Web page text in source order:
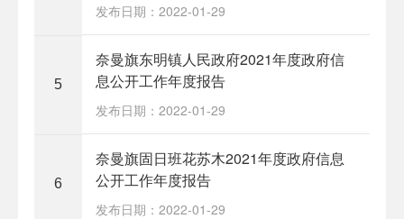
发布日期：2022-01-29
5
奈曼旗东明镇人民政府2021年度政府信
息公开工作年度报告
发布日期：2022-01-29
6
奈曼旗固日班花苏木2021年度政府信息
公开工作年度报告
发布日期：2022-01-29